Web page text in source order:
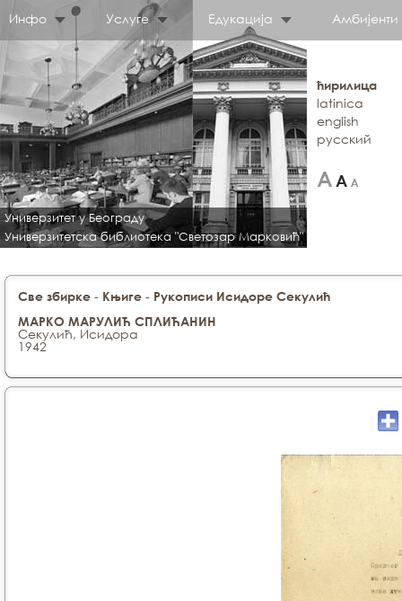
Инфо Услуге Едукација Амбијенти
Универзитет у Београду
Универзитетска библиотека "Светозар Марковић"
ћирилица
latinica
english
русский
Све збирке - Књиге - Рукописи Исидоре Секулић
МАРКО МАРУЛИЋ СПЛИЋАНИН
Секулић, Исидора
1942